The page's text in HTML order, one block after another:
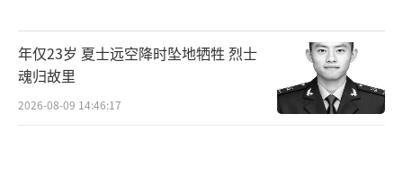
年仅23岁 夏士远空降时坠地牺牲 烈士
魂归故里
2026-08-09 14:46:17